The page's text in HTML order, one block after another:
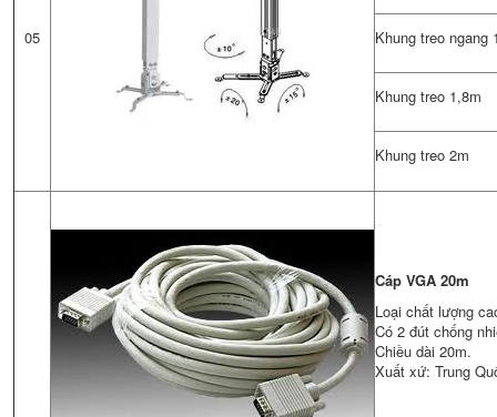
05 Khung treo ngang
Khung treo 1,8m
Khung treo 2m
Cáp VGA 20m
Loại chất lượng
Có 2 đút chống
Chiều dài 20m.
Xuất xứ: Trung